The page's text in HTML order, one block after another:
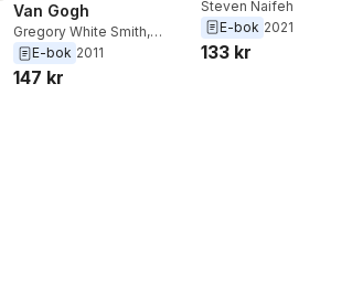
Van Gogh
Gregory White Smith,
Steven Naifeh
E-bok 2011
147 kr
Steven Naifeh
E-bok 2021
133 kr